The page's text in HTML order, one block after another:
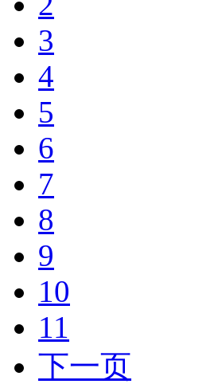
3
4
5
6
7
8
9
10
11
下一页